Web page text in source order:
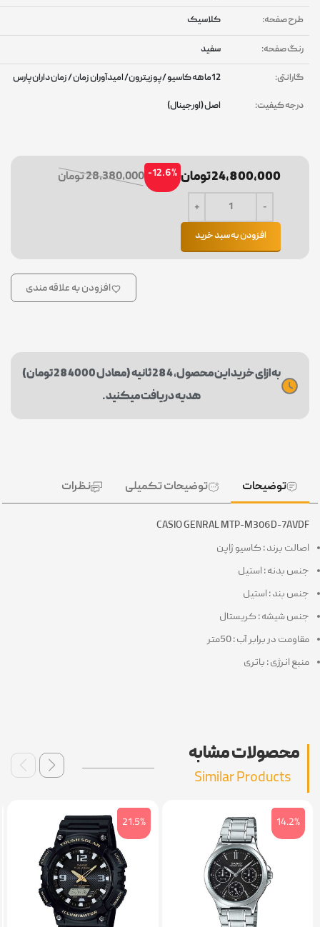
صفحه: کلاسیک
صفحه: سفید
کیفیت: اصل (اورجینال)
24,800,000 تومان -12.6% 28,380,000 تومان
افزودن به سبد خرید
افزودن به علاقه مندی
به ازای خرید این محصول، 284 ثانیه (معادل 284000 تومان)
هدیه دریافت میکنید.
توضیحات توضیحات تکمیلی نظرات
CASIO GENRAL MTP-M306D-
برند : کاسیو ژاپن
بدنه : استیل
بند : استیل
شیشه : کریستال
در برابر آب : 50متر
انرژی : باتری
محصولات مشابه
Similar Products
14.2%
21.5%